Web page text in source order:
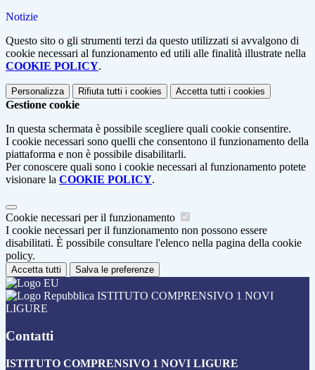
Notizie
Questo sito o gli strumenti terzi da questo utilizzati si avvalgono di
cookie necessari al funzionamento ed utili alle finalità illustrate nella
COOKIE POLICY.
Personalizza Rifiuta tutti i cookies Accetta tutti i cookies
Gestione cookie
In questa schermata è possibile scegliere quali cookie consentire.
I cookie necessari sono quelli che consentono il funzionamento della
piattaforma e non è possibile disabilitarli.
Per conoscere quali sono i cookie necessari al funzionamento potete
visionare la COOKIE POLICY.
Cookie necessari per il funzionamento
I cookie necessari per il funzionamento non possono essere
disabilitati. È possibile consultare l'elenco nella pagina della cookie
policy.
Accetta tutti Salva le preferenze
ISTITUTO COMPRENSIVO 1 NOVI
LIGURE
Contatti
ISTITUTO COMPRENSIVO 1 NOVI LIGURE